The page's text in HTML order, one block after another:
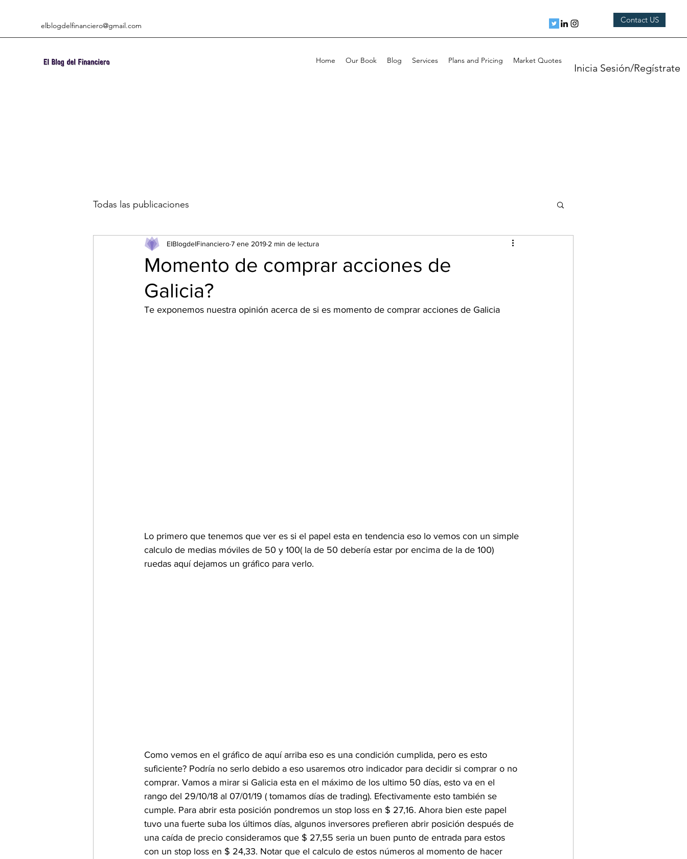
elblogdelfinanciero@gmail.com
Contact US
Home Our Book Blog Services Plans and Pricing Market Quotes
Inicia Sesión/Regístrate
Todas las publicaciones
Momento de comprar acciones de
Galicia?
ElBlogdelFinanciero7 ene 2019 2 min de lectura
Te exponemos nuestra opinión acerca de si es momento de comprar acciones de Galicia
Lo primero que tenemos que ver es si el papel esta en tendencia eso lo vemos con un simple
calculo de medias móviles de 50 y 100( la de 50 debería estar por encima de la de 100)
ruedas aquí dejamos un gráfico para verlo.
Como vemos en el gráfico de aquí arriba eso es una condición cumplida, pero es esto
suficiente? Podría no serlo debido a eso usaremos otro indicador para decidir si comprar o no
comprar. Vamos a mirar si Galicia esta en el máximo de los ultimo 50 días, esto va en el
rango del 29/10/18 al 07/01/19 ( tomamos días de trading). Efectivamente esto también se
cumple. Para abrir esta posición pondremos un stop loss en $ 27,16. Ahora bien este papel
tuvo una fuerte suba los últimos días, algunos inversores prefieren abrir posición después de
una caída de precio consideramos que $ 27,55 seria un buen punto de entrada para estos
con un stop loss en $ 24,33. Notar que el calculo de estos números al momento de hacer